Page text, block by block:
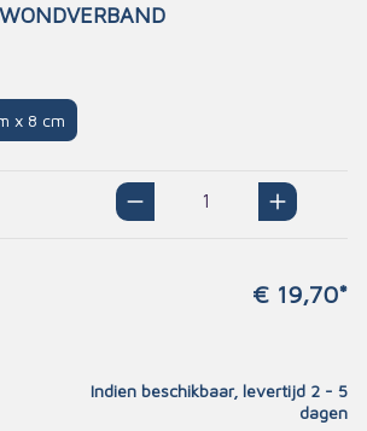
x 8 cm
€ 19,70*
Indien beschikbaar, levertijd 2 - 5
dagen